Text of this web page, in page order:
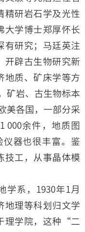
精研岩石学及光性
大学博士郑厚怀长
有研究；马廷英注
开辟古生物研究新
地质、矿床学等方
矿岩、古生物标本
美各国，一部分采
000余件，地质图
仪器也很丰富。鉴
技工，从事晶体模
学系，1930年1月
地理等科划归文学
理学院，这种“二